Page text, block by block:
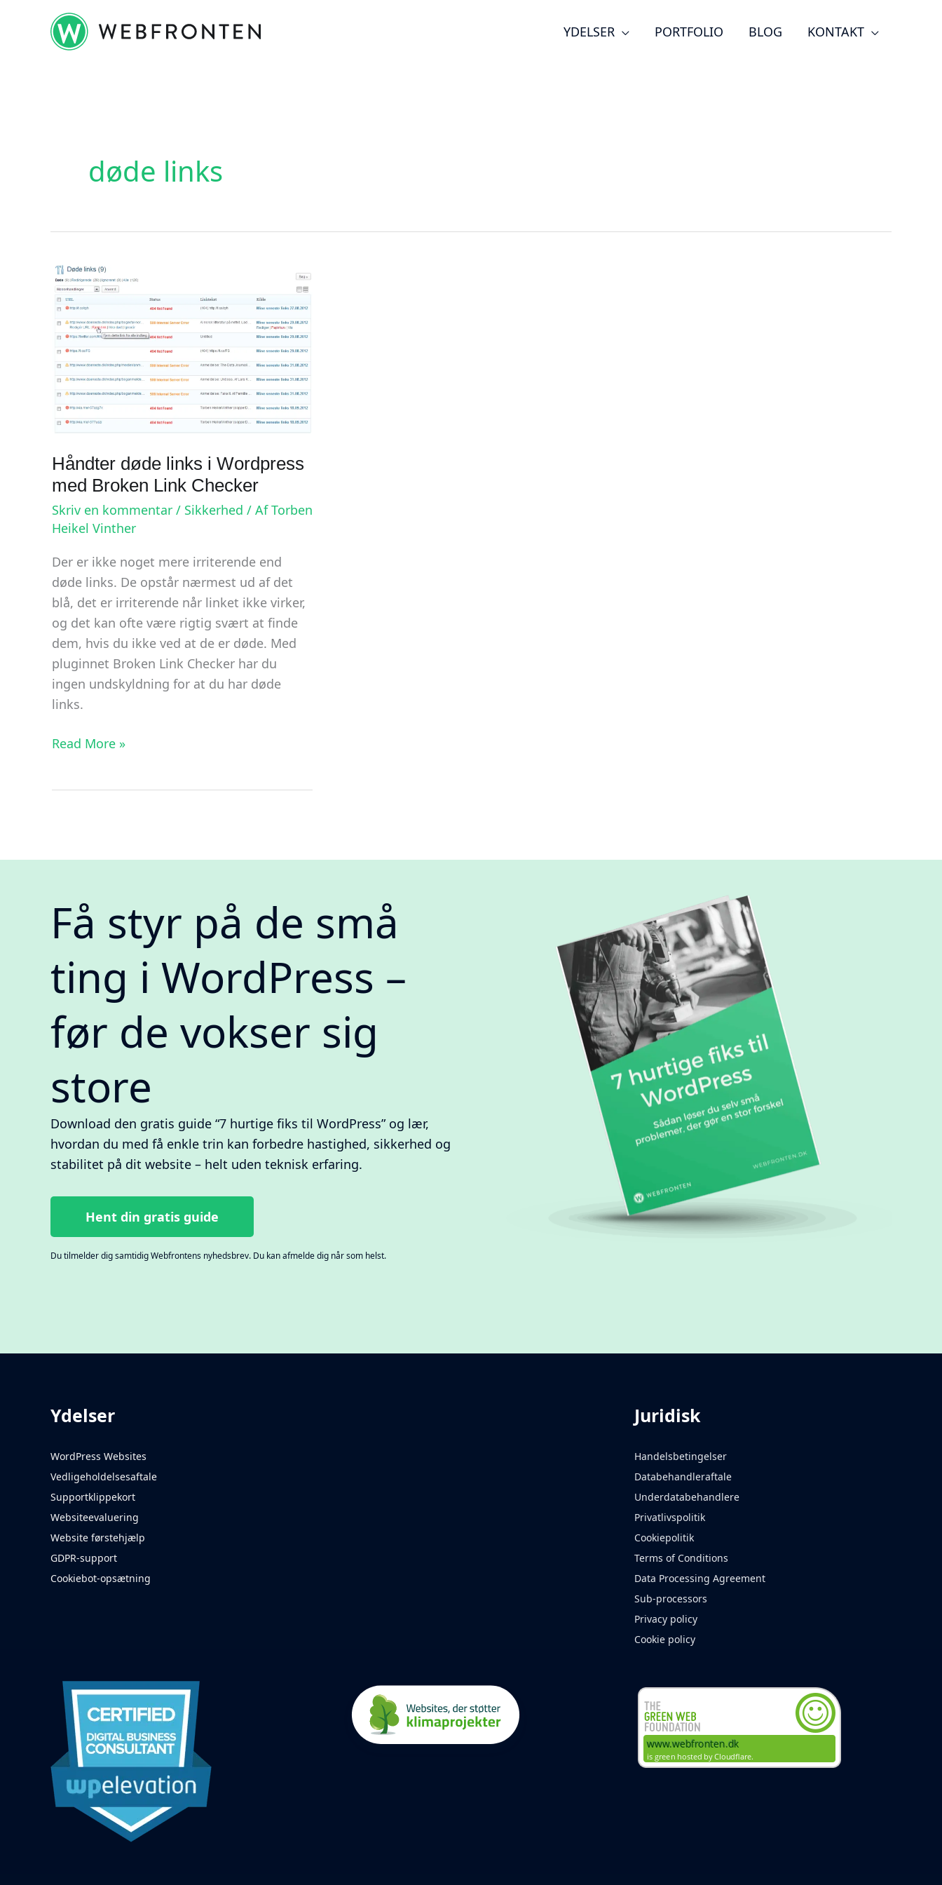
indholdet
YDELSER PORTFOLIO BLOG KONTAKT
døde links
Håndter døde links i Wordpress
med Broken Link Checker
Skriv en kommentar / Sikkerhed / AfTorben
Heikel Vinther
Der er ikke noget mere irriterende end
døde links. De opstår nærmest ud af det
blå, det er irriterende når linket ikke virker,
og det kan ofte være rigtig svært at finde
dem, hvis du ikke ved at de er døde. Med
pluginnet Broken Link Checker har du
ingen undskyldning for at du har døde
links.
Håndter
Broken
Checker
Read More »
Få styr på de små
ting i WordPress –
før de vokser sig
store
Download den gratis guide “7 hurtige fiks til WordPress” og lær,
hvordan du med få enkle trin kan forbedre hastighed, sikkerhed og
stabilitet på dit website – helt uden teknisk erfaring.
Hent din gratis guide
Du tilmelder dig samtidig Webfrontens nyhedsbrev. Du kan afmelde dig når som helst.
Ydelser
WordPress Websites
Vedligeholdelsesaftale
Supportklippekort
Websiteevaluering
Website førstehjælp
GDPR-support
Cookiebot-opsætning
Juridisk
Handelsbetingelser
Databehandleraftale
Underdatabehandlere
Privatlivspolitik
Cookiepolitik
Terms of Conditions
Data Processing Agreement
Sub-processors
Privacy policy
Cookie policy